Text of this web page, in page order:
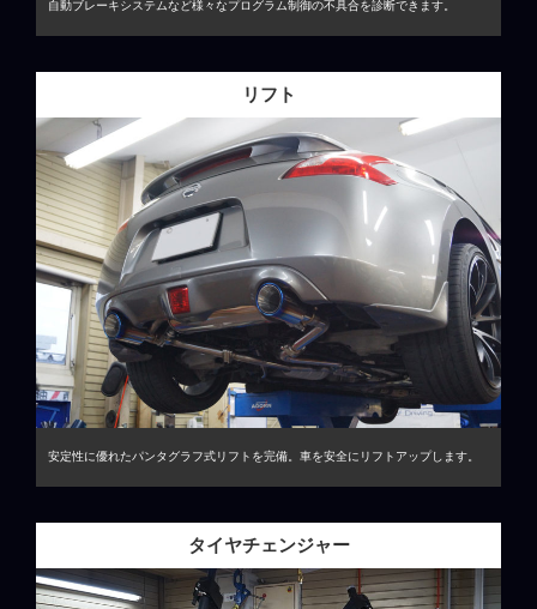
自動ブレーキシステムなど様々なプログラム制御の不具合を診断できます。
リフト
安定性に優れたパンタグラフ式リフトを完備。車を安全にリフトアップします。
タイヤチェンジャー